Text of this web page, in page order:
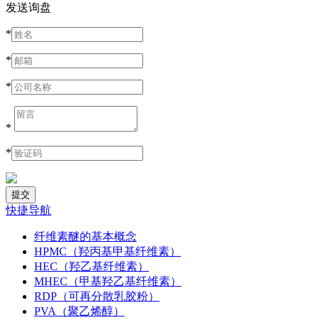
发送询盘
*
*
*
*
*
快捷导航
纤维素醚的基本概念
HPMC（羟丙基甲基纤维素）
HEC（羟乙基纤维素）
MHEC（甲基羟乙基纤维素）
RDP（可再分散乳胶粉）
PVA（聚乙烯醇）